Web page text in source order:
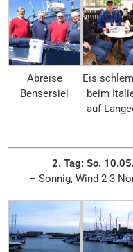
Abreise
Bensersiel
Eis
beim
auf
2. Tag: So.
– Sonnig, Wind 2-3